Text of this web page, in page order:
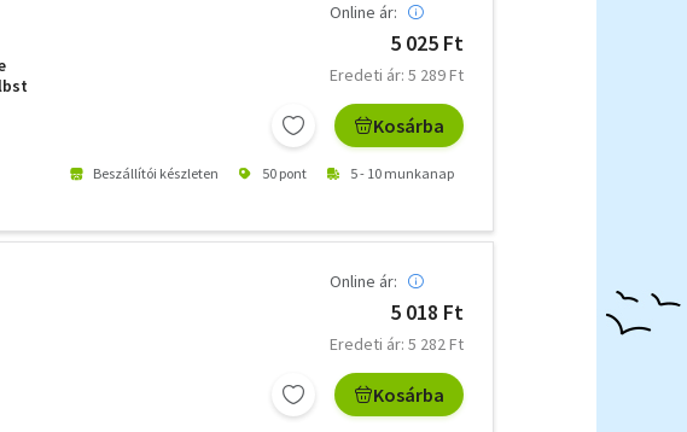
Online ár:
5 025 Ft
Eredeti ár: 5 289 Ft
Kosárba
Beszállítói készleten 50 pont 5 - 10 munkanap
Online ár:
5 018 Ft
Eredeti ár: 5 282 Ft
Kosárba